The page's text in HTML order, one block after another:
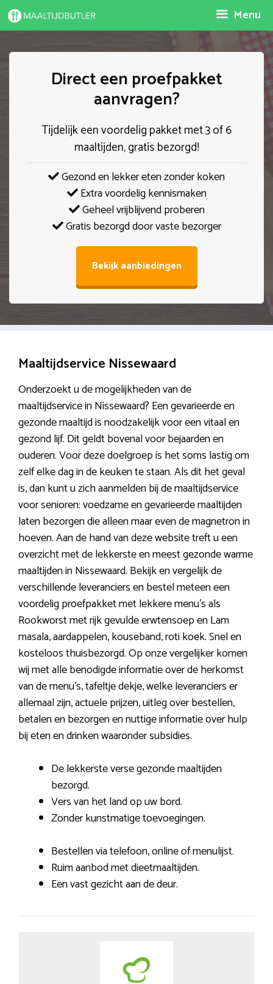
Spring
naar
Menu
Direct een proefpakket
aanvragen?
Tijdelijk een voordelig pakket met 3 of 6
maaltijden, gratis bezorgd!
Gezond en lekker eten zonder koken
Extra voordelig kennismaken
Geheel vrijblijvend proberen
Gratis bezorgd door vaste bezorger
Bekijk aanbiedingen
Maaltijdservice Nissewaard
Onderzoekt u de mogelijkheden van de
maaltijdservice in Nissewaard? Een gevarieerde en
gezonde maaltijd is noodzakelijk voor een vitaal en
gezond lijf. Dit geldt bovenal voor bejaarden en
ouderen. Voor deze doelgroep is het soms lastig om
zelf elke dag in de keuken te staan. Als dit het geval
is, dan kunt u zich aanmelden bij de maaltijdservice
voor senioren: voedzame en gevarieerde maaltijden
laten bezorgen die alleen maar even de magnetron in
hoeven. Aan de hand van deze website treft u een
overzicht met de lekkerste en meest gezonde warme
maaltijden in Nissewaard. Bekijk en vergelijk de
verschillende leveranciers en bestel meteen een
voordelig proefpakket met lekkere menu’s als
Rookworst met rijk gevulde erwtensoep en Lam
masala, aardappelen, kouseband, roti koek. Snel en
kosteloos thuisbezorgd. Op onze vergelijker komen
wij met alle benodigde informatie over de herkomst
van de menu’s, tafeltje dekje, welke leveranciers er
allemaal zijn, actuele prijzen, uitleg over bestellen,
betalen en bezorgen en nuttige informatie over hulp
bij eten en drinken waaronder subsidies.
De lekkerste verse gezonde maaltijden
bezorgd.
Vers van het land op uw bord.
Zonder kunstmatige toevoegingen.
Bestellen via telefoon, online of menulijst.
Ruim aanbod met dieetmaaltijden.
Een vast gezicht aan de deur.